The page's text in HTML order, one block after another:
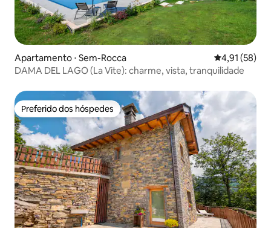
Apartamento ⋅ Sem-Rocca 4,91 de uma
4,91 (58)
DAMA DEL LAGO (La Vite): charme, vista, tranquilidade
Preferido dos hóspedes
Preferido dos hóspedes